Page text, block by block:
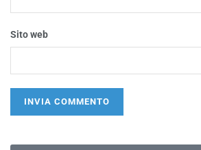
Sito web